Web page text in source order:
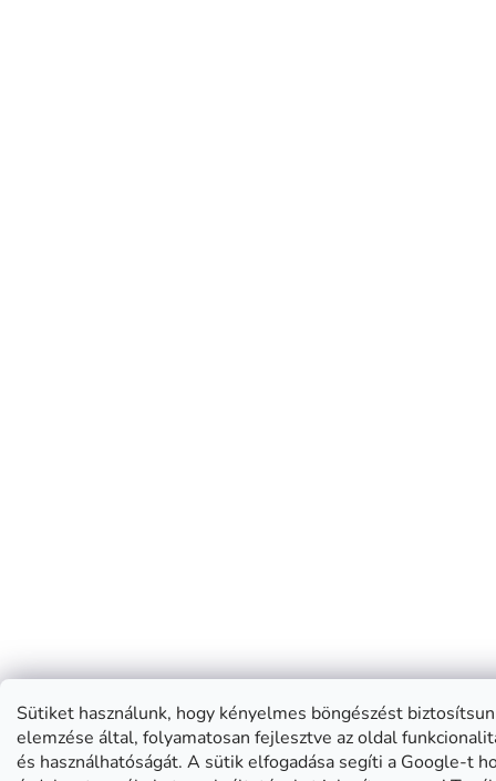
Sütiket használunk, hogy kényelmes böngészést
elemzése által, folyamatosan fejlesztve az oldal
és használhatóságát. A sütik elfogadása segíti a Google-t